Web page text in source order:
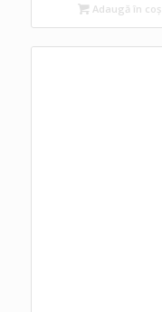
Adaugă în coș